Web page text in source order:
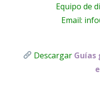
Equipo de
Email:
Descargar